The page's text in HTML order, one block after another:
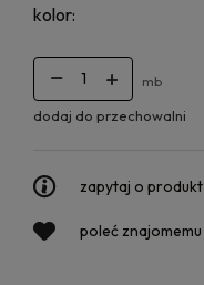
kolor:
mb
dodaj do przechowalni
zapytaj o produkt
poleć znajomemu